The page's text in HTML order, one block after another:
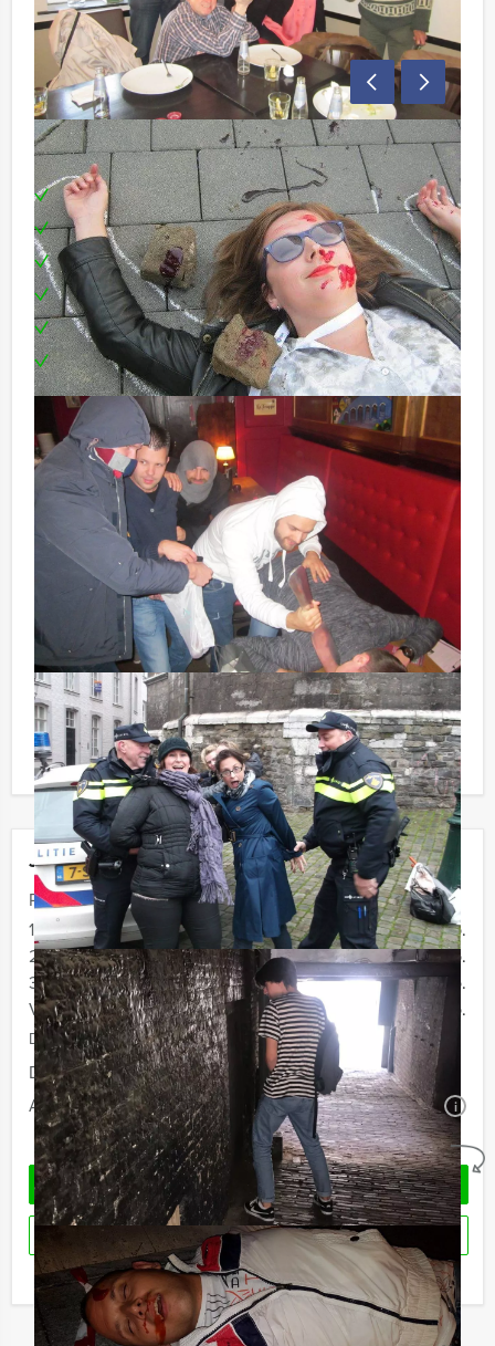
Jouw uitje
Prijs :
12 - 19 personen
€ 59,50 p.p.
20 - 29 personen
€ 56,50 p.p.
30 - 39 personen
€ 54,50 p.p.
Vanaf 40 personen
€ 52,50 p.p.
De prijzen zijn exclusief BTW
Duur:
5 uur
Aantal:
Minimaal 12 personen i
Geheel vrijblijvend
OFFERTE AANVRAGEN
RESERVEREN
Ik heb een vraag over dit uitje
Inclusief:
Gezellige begeleiding
3-gangen lunch in drie verschillende restaurants
Spelbenodigdheden
Teambuilding
Leuke prijs voor de winnende speurneuzen
Te boeken op de door jullie gewenste dag en
tijdstip
Optioneel:
Niet telkens uw knip hoeven trekken om uw drankje af
te rekenen? Voor € 13,50 per persoon per uur (excl.
BTW) kunt u gebruikmaken van het drankarrangement,
waarbij u onbeperkt kunt genieten van bier, fris,
huiswijn, koffie en thee. En...zo komt u ook achteraf
niet voor verrassingen te staan!
Reservering voor kleinere groepen:
Komt u niet aan het minimale aantal deelnemers voor
dit arrangement? Als u bereid bent voor het minimale
aantal te betalen, kunt u ook gewoon voor minder
personen boeken!